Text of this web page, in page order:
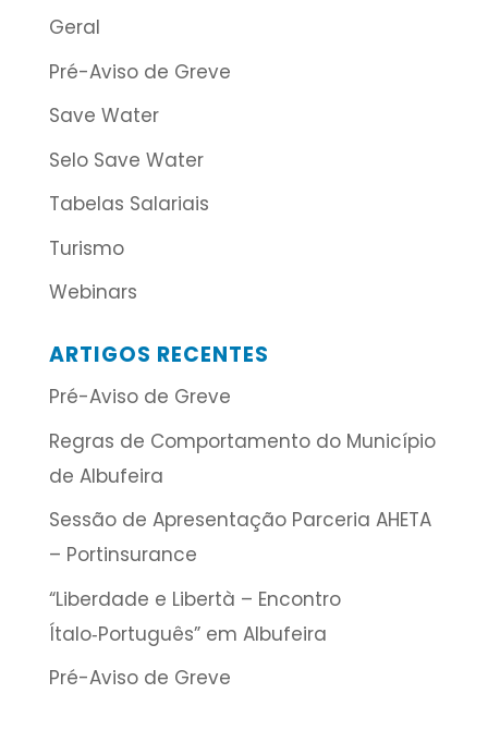
Geral
Pré-Aviso de Greve
Save Water
Selo Save Water
Tabelas Salariais
Turismo
Webinars
ARTIGOS RECENTES
Pré-Aviso de Greve
Regras de Comportamento do Município
de Albufeira
Sessão de Apresentação Parceria AHETA
– Portinsurance
“Liberdade e Libertà – Encontro
Ítalo‑Português” em Albufeira
Pré-Aviso de Greve